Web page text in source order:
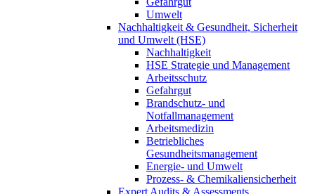
Umwelt
Nachhaltigkeit & Gesundheit, Sicherheit
und Umwelt (HSE)
Nachhaltigkeit
HSE Strategie und Management
Arbeitsschutz
Gefahrgut
Brandschutz- und
Notfallmanagement
Arbeitsmedizin
Betriebliches
Gesundheitsmanagement
Energie- und Umwelt
Prozess- & Chemikaliensicherheit
Expert Audits & Assessments